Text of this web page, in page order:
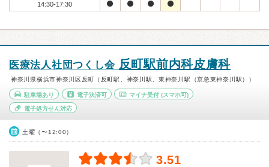
14:30-17:30
医療法人社団つくし会 反町駅前内科皮膚科
神奈川県横浜市神奈川区反町（反町駅、神奈川駅、東神奈川駅（京急東神奈川駅））
駐車場あり 電子決済可 マイナ受付 (スマホ可)
電子処方せん対応
土曜（〜12:00）
3.51